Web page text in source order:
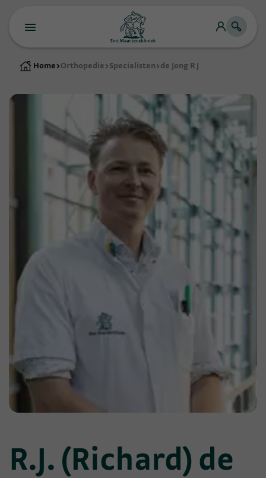
Home >Orthopedie > Specialisten > de Jong R J
R.J. (Richard) de